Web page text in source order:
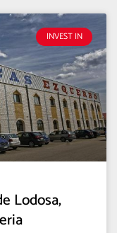
INVEST IN
Lodosa,